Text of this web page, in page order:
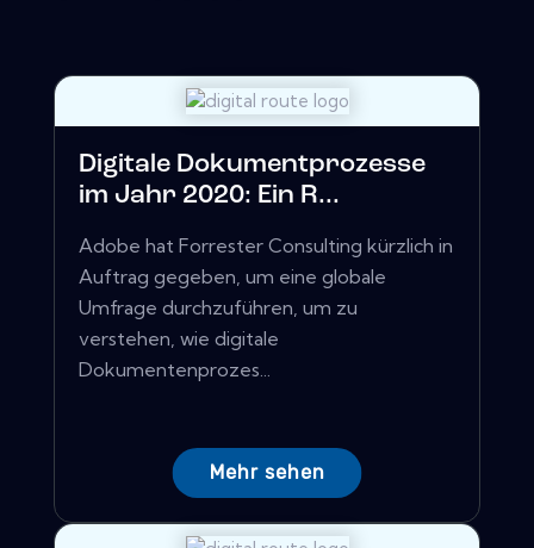
Digitale Dokumentprozesse
im Jahr 2020: Ein R...
Adobe hat Forrester Consulting kürzlich in
Auftrag gegeben, um eine globale
Umfrage durchzuführen, um zu
verstehen, wie digitale
Dokumentenprozes...
Mehr sehen